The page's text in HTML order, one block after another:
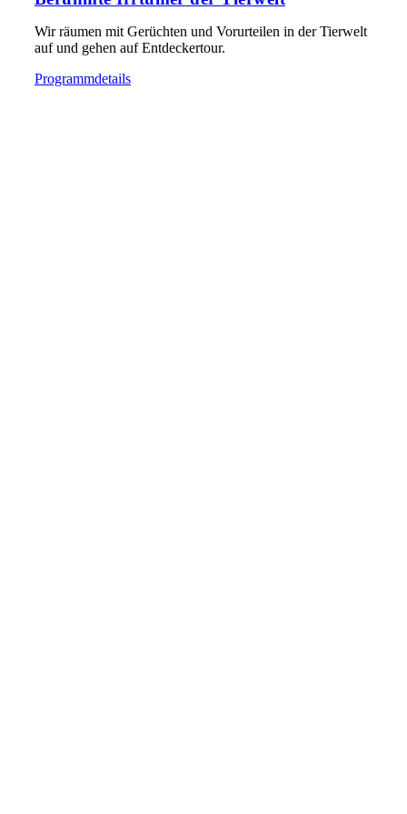
Wir räumen mit Gerüchten und Vorurteilen in der Tierwelt
auf und gehen auf Entdeckertour.
Programmdetails